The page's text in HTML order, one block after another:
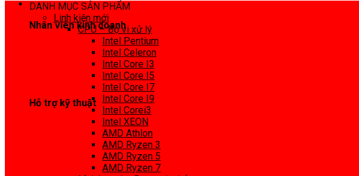
Nhân viên kinh doanh
Hỗ trợ kỹ thuật
DANH MỤC SẢN PHẨM
Linh kiện mới
CPU – Bộ vi xử lý
Intel Pentium
Intel Celeron
Intel Core I3
Intel Core I5
Intel Core I7
Intel Core I9
Intel Corei3
Intel XEON
AMD Athlon
AMD Ryzen 3
AMD Ryzen 5
AMD Ryzen 7